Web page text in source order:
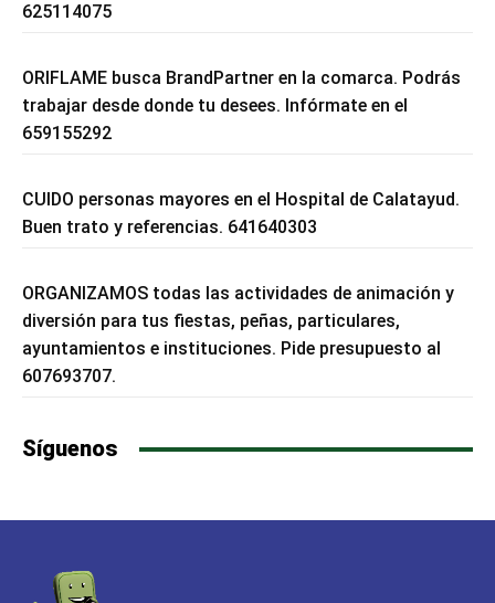
625114075
ORIFLAME busca BrandPartner en la comarca. Podrás
trabajar desde donde tu desees. Infórmate en el
659155292
CUIDO personas mayores en el Hospital de Calatayud.
Buen trato y referencias. 641640303
ORGANIZAMOS todas las actividades de animación y
diversión para tus fiestas, peñas, particulares,
ayuntamientos e instituciones. Pide presupuesto al
607693707.
Síguenos